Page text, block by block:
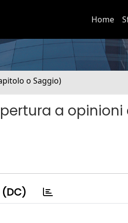
Home
o Saggio)
a opinioni